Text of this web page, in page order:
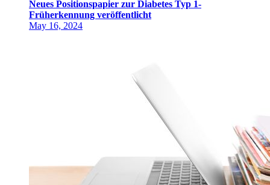
Neues Positionspapier zur Diabetes Typ 1-
Früherkennung veröffentlicht
May 16, 2024